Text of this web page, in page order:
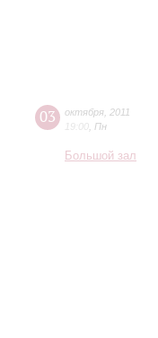
03 октября 2011
19:00 Пн
Большой зал